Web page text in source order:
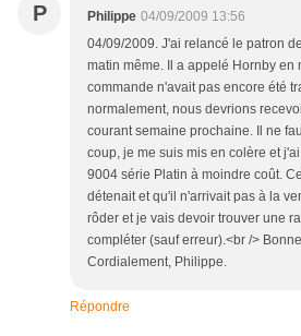
P Philippe 04/09/2009 13:56
04/09/2009. J'ai relancé le patron
matin même. Il a appelé Hornby en
commande n'avait pas encore été
normalement, nous devrions
courant semaine prochaine. Il ne
coup, je me suis mis en colère et
9004 série Platin à moindre coût.
détenait et qu'il n'arrivait pas à la
rôder et je vais devoir trouver une
compléter (sauf erreur).<br />
Cordialement, Philippe.
Répondre